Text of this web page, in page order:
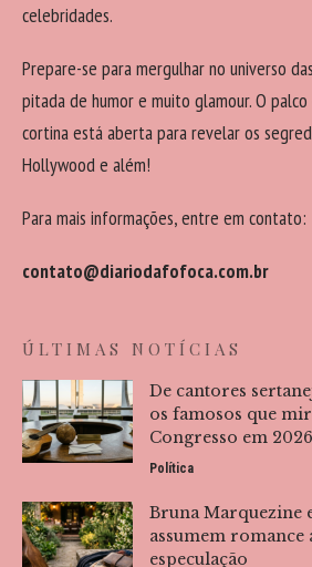
celebridades.
Prepare-se para mergulhar no universo
pitada de humor e muito glamour. O
cortina está aberta para revelar os
Hollywood e além!
Para mais informações, entre em contato:
contato@diariodafofoca.com.br
ÚLTIMAS NOTÍCIAS
De cantores
os famosos que
Congresso em 2026
Política
Bruna Marquezine
assumem romance
especulação